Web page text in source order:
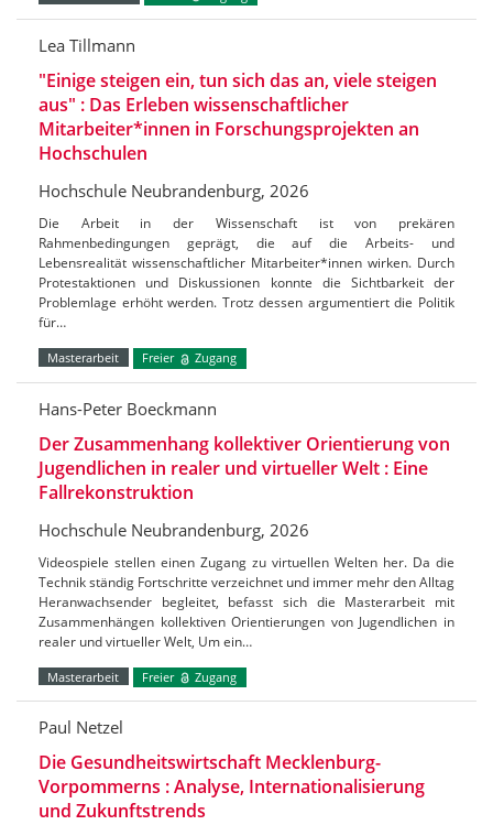
Lea Tillmann
"Einige steigen ein, tun sich das an, viele steigen
aus" : Das Erleben wissenschaftlicher
Mitarbeiter*innen in Forschungsprojekten an
Hochschulen
Hochschule Neubrandenburg, 2026
Die Arbeit in der Wissenschaft ist von prekären
Rahmenbedingungen geprägt, die auf die Arbeits- und
Lebensrealität wissenschaftlicher Mitarbeiter*innen wirken. Durch
Protestaktionen und Diskussionen konnte die Sichtbarkeit der
Problemlage erhöht werden. Trotz dessen argumentiert die Politik
für…
Masterarbeit Freier Zugang
Hans-Peter Boeckmann
Der Zusammenhang kollektiver Orientierung von
Jugendlichen in realer und virtueller Welt : Eine
Fallrekonstruktion
Hochschule Neubrandenburg, 2026
Videospiele stellen einen Zugang zu virtuellen Welten her. Da die
Technik ständig Fortschritte verzeichnet und immer mehr den Alltag
Heranwachsender begleitet, befasst sich die Masterarbeit mit
Zusammenhängen kollektiven Orientierungen von Jugendlichen in
realer und virtueller Welt, Um ein…
Masterarbeit Freier Zugang
Paul Netzel
Die Gesundheitswirtschaft Mecklenburg-
Vorpommerns : Analyse, Internationalisierung
und Zukunftstrends